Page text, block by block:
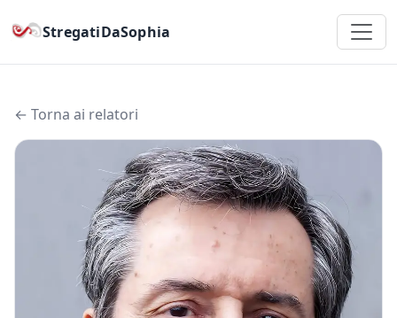
StregatiDaSophia
← Torna ai relatori